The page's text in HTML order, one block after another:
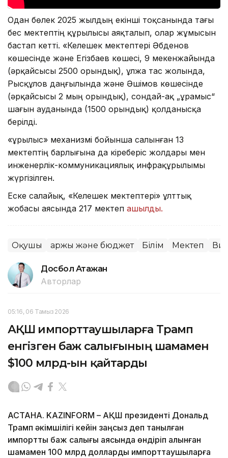
Одан бөлек 2025 жылдың екінші тоқсанында тағы
бес мектептің құрылысы аяқталып, олар жұмысын
бастап кетті. «Келешек мектептері Әбденов
көшесінде және Егізбаев көшесі, 9 мекенжайында
(әрқайсысы 2500 орындық), Құлжа тас жолында,
Рысқұлов даңғылында және Әшімов көшесінде
(әрқайсысы 2 мың орындық), сондай-ақ „Құрамыс“
шағын ауданында (1500 орындық) қолданысқа
берілді.
«Құрылыс» механизмі бойынша салынған 13
мектептің барлығына да кіреберіс жолдары мен
инженерлік-коммуникациялық инфрақұрылымы
жүргізілген.
Еске салайық, «Келешек мектептері» ұлттық
жобасы аясында 217 мектеп ашылды.
Оқушы Қаржы және бюджет Білім Мектеп
Досбол Атажан
Авторлар
05:16, 06 Тамыз 2026
АҚШ импорттаушыларға Трамп
енгізген баж салығының шамамен
$100 млрд-ын қайтарды
АСТАНА. KAZINFORM – АҚШ президенті Дональд
Трамп әкімшілігі кейін заңсыз деп танылған
импорттық баж салығы аясында өндіріп алынған
шамамен 100 млрд долларды импорттаушыларға